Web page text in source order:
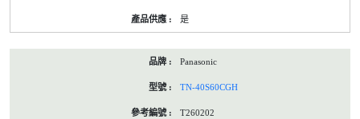
是
Panasonic
TN-40S60CGH
T260202